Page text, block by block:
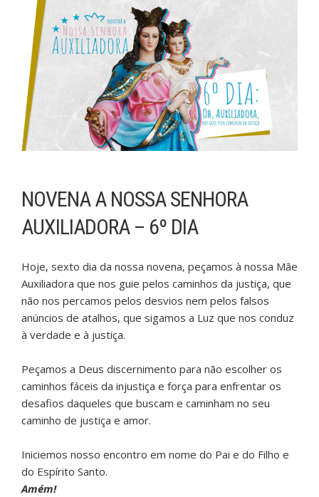
NOVENA A NOSSA SENHORA
AUXILIADORA – 6º DIA
Hoje, sexto dia da nossa novena, peçamos à nossa Mãe
Auxiliadora que nos guie pelos caminhos da justiça, que
não nos percamos pelos desvios nem pelos falsos
anúncios de atalhos, que sigamos a Luz que nos conduz
à verdade e à justiça.
Peçamos a Deus discernimento para não escolher os
caminhos fáceis da injustiça e força para enfrentar os
desafios daqueles que buscam e caminham no seu
caminho de justiça e amor.
Iniciemos nosso encontro em nome do Pai e do Filho e
do Espírito Santo.
Amém!